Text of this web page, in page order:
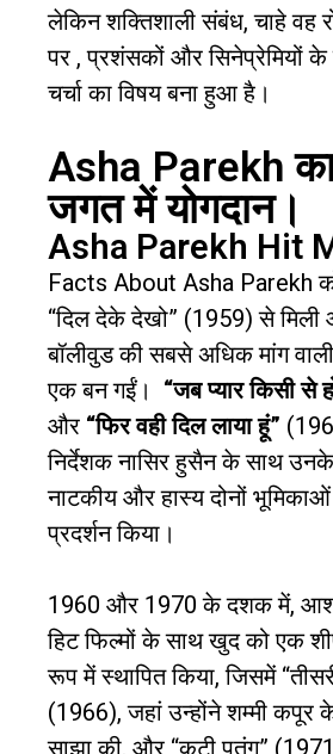
लेकिन शक्तिशाली संबंध,चाहे वह
पर ,प्रशंसकों और सिनेप्रेमियों
चर्चा का विषय बना हुआ है।
Asha Parekh
जगत में योगदान।
Asha Parekh Hit
Facts About Asha Parekh
“दिल देके देखो” (1959) से मिली
बॉलीवुड की सबसे अधिक मांग
एक बन गईं। “जब प्यार किसी से
और “फिर वही दिल लाया हूं”
निर्देशक नासिर हुसैन के साथ
नाटकीय और हास्य दोनों
प्रदर्शन किया।
1960 और 1970के दशक में,
हिट फिल्मों के साथ खुद को एक
रूप में स्थापित किया,जिसमें“
(1966),जहां उन्होंने शम्मी कपूर
साझा की, और “कटी पतंग”